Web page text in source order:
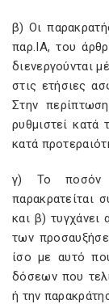
β) Οι
παρ.ΙΑ, του
διενεργούνται
στις ετήσιες
Στην
ρυθμιστεί κατά
κατά
γ) Το ποσόν
παρακρατείται
και β) τυγχάνει
των
ίσο με αυτό
δόσεων που
ή την